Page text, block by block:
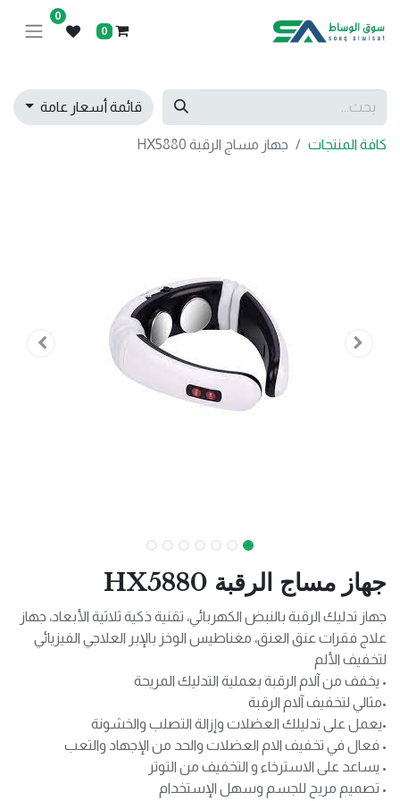
0
0
قائمة أسعار عامة
كافة المنتجات جهاز مساج الرقبة HX5880
جهاز مساج الرقبة HX5880
جهاز تدليك الرقبة بالنبض الكهربائي، تقنية ذكية ثلاثية الأبعاد، جهاز
علاج فقرات عنق العنق، مغناطيس الوخز بالإبر العلاجي الفيزيائي
لتخفيف الألم
• يخفف من آلام الرقبة بعملية التدليك المريحة
•مثالي لتخفيف آلام الرقبة
•يعمل على تدليلك العضلات وإزالة التصلب والخشونة
• فعال في تخفيف الام العضلات والحد من الإجهاد والتعب
• يساعد على الاسترخاء و التخفيف من التوتر
• تصميم مريح للجسم وسهل الإستخدام